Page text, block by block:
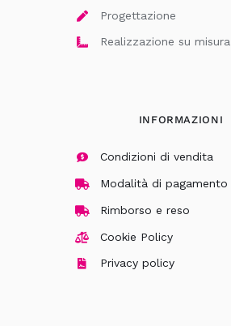
Progettazione
Realizzazione su misura
INFORMAZIONI
Condizioni di vendita
Modalità di pagamento
Rimborso e reso
Cookie Policy
Privacy policy